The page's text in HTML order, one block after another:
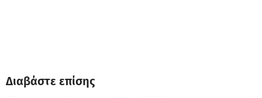
Διαβάστε επίσης